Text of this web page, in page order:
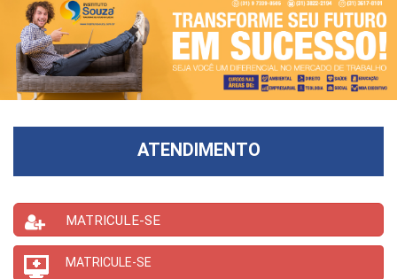
ATENDIMENTO
MATRICULE-SE
MATRICULE-SE